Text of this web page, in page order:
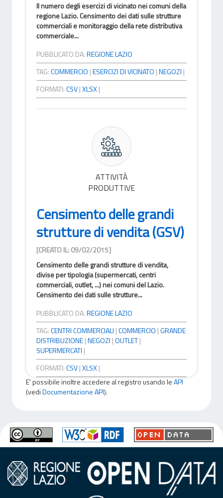
Il numero degli esercizi di vicinato nei comuni della
regione Lazio. Censimento dei dati sulle strutture
commerciali e monitoraggio della rete distributiva
commerciale...
PUBBLICATO DA:REGIONE LAZIO
TAG:COMMERCIO |ESERCIZI DI VICINATO |NEGOZI |
FORMATI:CSV|XLSX|
ATTIVITÀ
PRODUTTIVE
Censimento delle grandi
strutture di vendita (GSV)
[CREATO IL: 09/02/2015]
Censimento delle grandi strutture di vendita,
divise per tipologia (supermercati, centri
commerciali, outlet, ...) nei comuni del Lazio.
Censimento dei dati sulle strutture...
PUBBLICATO DA:REGIONE LAZIO
TAG:CENTRI COMMERCIALI |COMMERCIO |GRANDE
DISTRIBUZIONE|NEGOZI |OUTLET|
SUPERMERCATI |
FORMATI:CSV|XLSX|
E' possibile inoltre accedere al registro usando leAPI
(vediDocumentazione API).